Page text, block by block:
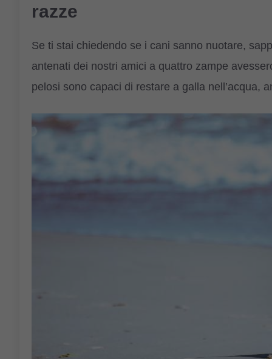
razze
Se ti stai chiedendo se i cani sanno nuotare,
antenati dei nostri amici a quattro zampe
pelosi sono capaci di restare a galla nell’acqua,